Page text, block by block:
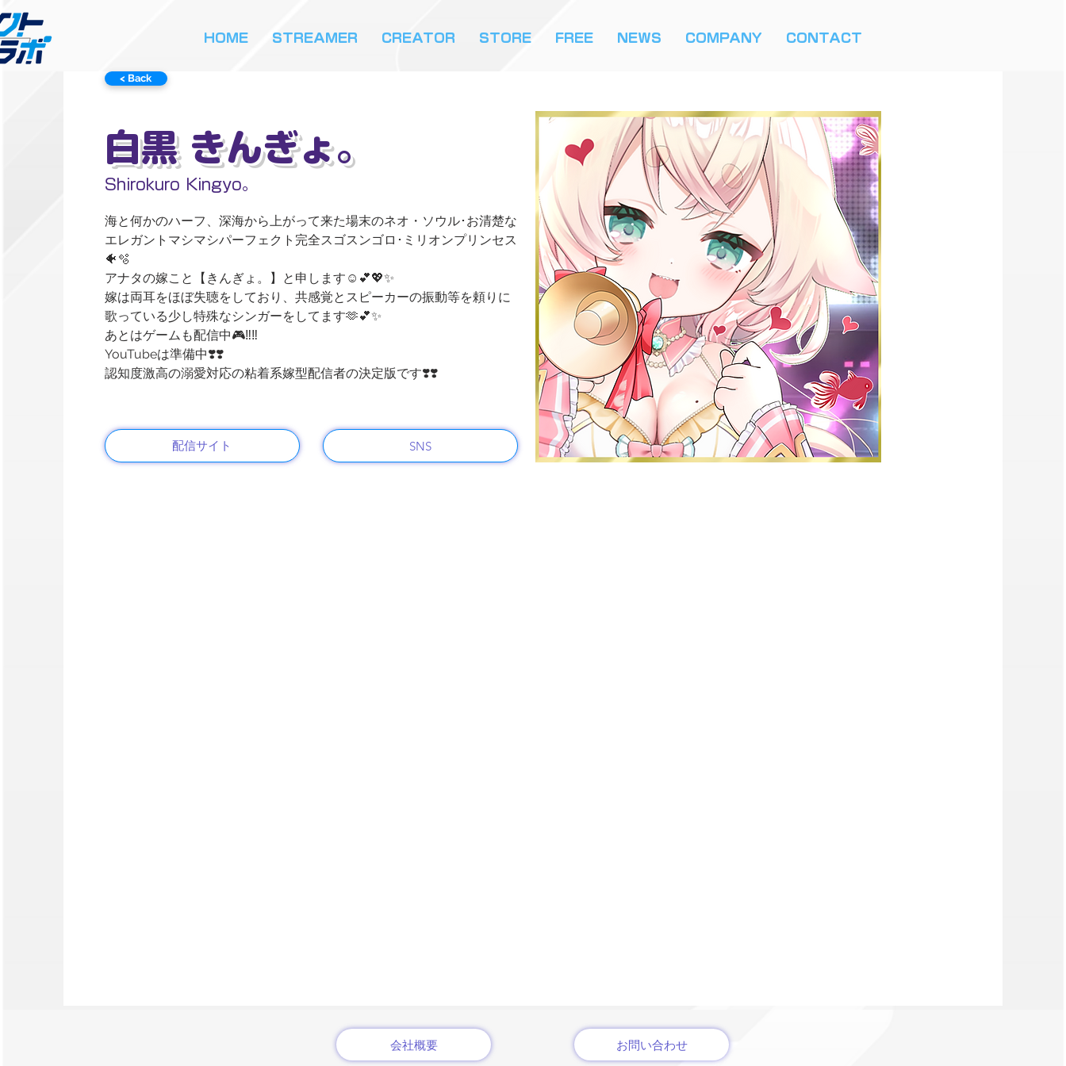
HOME STREAMER CREATOR STORE FREE NEWS COMPANY CONTACT
< Back
白黒 きんぎょ。
Shirokuro Kingyo｡
海と何かのハーフ、深海から上がって来た場末のネオ・ソウル･お清楚な
エレガントマシマシパーフェクト完全スゴスンゴロ･ミリオンプリンセス
🐠🫧
‪アナタの嫁こと【きんぎょ。】と申します☺️💕💖✨
嫁は両耳をほぼ失聴をしており、共感覚とスピーカーの振動等を頼りに
歌っている少し特殊なシンガーをしてます🫶💕✨
あとはゲームも配信中🎮‼️‼️
YouTubeは準備中❣️❣️
認知度激高の溺愛対応の粘着系嫁型配信者の決定版です❣️❣️
配信サイト SNS
会社概要 お問い合わせ